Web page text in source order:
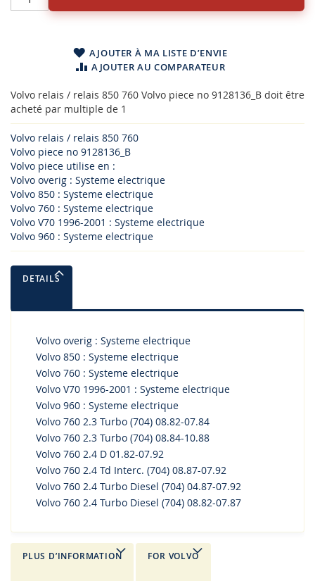
AJOUTER À MA LISTE D’ENVIE
AJOUTER AU COMPARATEUR
Volvo relais / relais 850 760 Volvo piece no 9128136_B doit être
acheté par multiple de 1
Volvo relais / relais 850 760
Volvo piece no 9128136_B
Volvo piece utilise en :
Volvo overig : Systeme electrique
Volvo 850 : Systeme electrique
Volvo 760 : Systeme electrique
Volvo V70 1996-2001 : Systeme electrique
Volvo 960 : Systeme electrique
DETAILS
Volvo overig : Systeme electrique
Volvo 850 : Systeme electrique
Volvo 760 : Systeme electrique
Volvo V70 1996-2001 : Systeme electrique
Volvo 960 : Systeme electrique
Volvo 760 2.3 Turbo (704) 08.82-07.84
Volvo 760 2.3 Turbo (704) 08.84-10.88
Volvo 760 2.4 D 01.82-07.92
Volvo 760 2.4 Td Interc. (704) 08.87-07.92
Volvo 760 2.4 Turbo Diesel (704) 04.87-07.92
Volvo 760 2.4 Turbo Diesel (704) 08.82-07.87
PLUS D’INFORMATION FOR VOLVO